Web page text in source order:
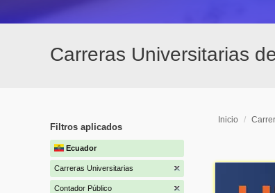
Carreras Universitarias
Filtros aplicados
Ecuador
Carreras Universitarias
Contador Público
Inicio /